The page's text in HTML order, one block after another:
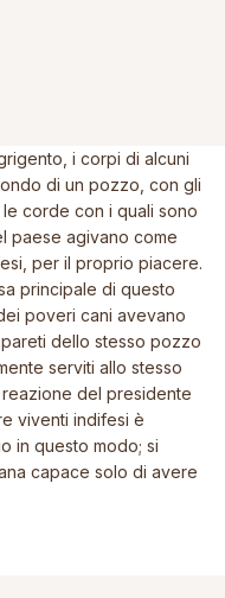
i corpi di alcuni
di un pozzo, con gli
corde con i quali sono
paese agivano come
per il proprio piacere.
principale di questo
poveri cani avevano
dello stesso pozzo
serviti allo stesso
del presidente
viventi indifesi è
in questo modo; si
capace solo di avere